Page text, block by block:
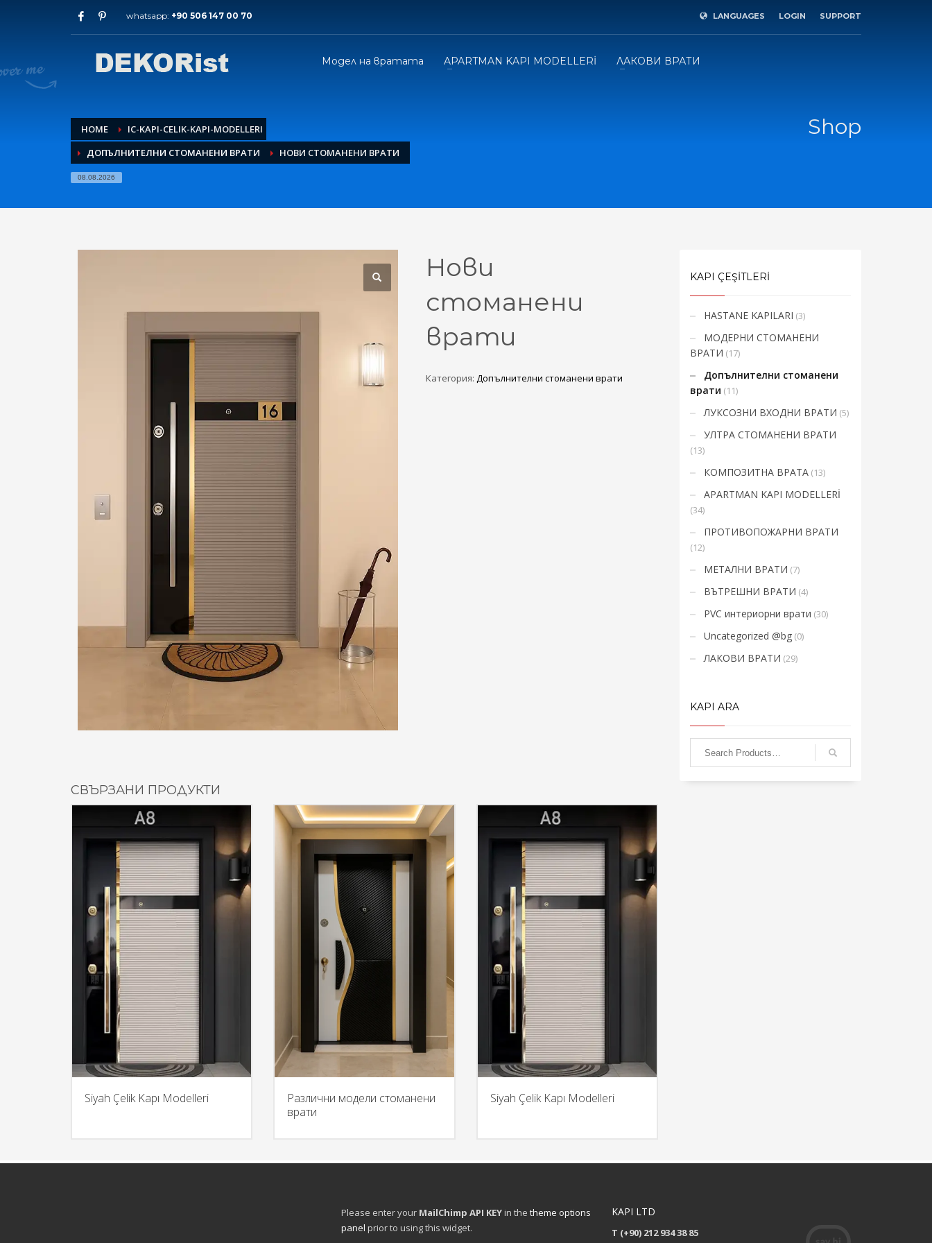
Архиви
юли 2026
декември 2025
ноември 2025
септември 2025
август 2015
Категории
модели интериорни врати
If you still have problems, please let us know, by sending an email to support@website.com . Thank you!
SHOWROOM HOURS
Mon-Fri 9:00AM - 6:00AM
Sat - 9:00AM-5:00PM
Sundays by appointment only!
whatsapp: +90 506 147 00 70 LANGUAGES LOGIN SUPPORT
Модел на вратата APARTMAN KAPI MODELLERİ ЛАКОВИ ВРАТИ
HOME
IC-KAPI-CELIK-KAPI-MODELLERI
ДОПЪЛНИТЕЛНИ СТОМАНЕНИ ВРАТИ
НОВИ СТОМАНЕНИ ВРАТИ
08.08.2026
Shop
Нови
стоманени
врати
Категория: Допълнителни стоманени врати
СВЪРЗАНИ ПРОДУКТИ
Siyah Çelik Kapı Modelleri
Различни модели стоманени
врати
Siyah Çelik Kapı Modelleri
KAPI ÇEŞİTLERİ
HASTANE KAPILARI (3)
МОДЕРНИ СТОМАНЕНИ
ВРАТИ (17)
Допълнителни стоманени
врати (11)
ЛУКСОЗНИ ВХОДНИ ВРАТИ (5)
УЛТРА СТОМАНЕНИ ВРАТИ
(13)
КОМПОЗИТНА ВРАТА (13)
APARTMAN KAPI MODELLERİ
(34)
ПРОТИВОПОЖАРНИ ВРАТИ
(12)
МЕТАЛНИ ВРАТИ (7)
ВЪТРЕШНИ ВРАТИ (4)
PVC интериорни врати (30)
Uncategorized @bg (0)
ЛАКОВИ ВРАТИ (29)
KAPI ARA
Please enter your MailChimp API KEY in the theme options
panel prior to using this widget.
KAPI LTD
T (+90) 212 934 38 85